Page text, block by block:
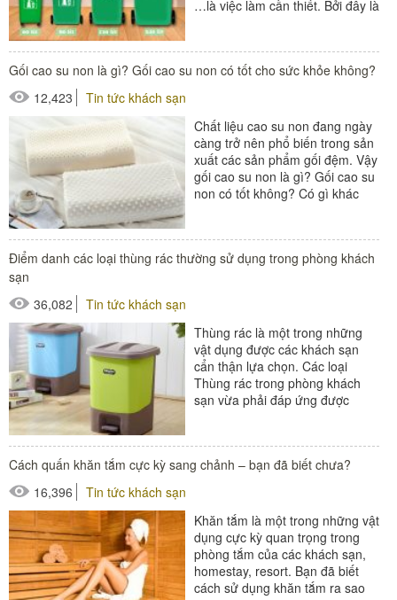
…là việc làm cần thiết. Bởi đây là
#thùng rác
Gối cao su non là gì? Gối cao su non có tốt cho sức khỏe không?
12,423
Tin tức khách sạn
Chất liệu cao su non đang ngày
càng trở nên phổ biến trong sản
xuất các sản phẩm gối đệm. Vậy
gối cao su non là gì? Gối cao su
non có tốt không? Có gì khác
Điểm danh các loại thùng rác thường sử dụng trong phòng khách
sạn
36,082
Tin tức khách sạn
Thùng rác là một trong những
vật dụng được các khách sạn
cẩn thận lựa chọn. Các loại
Thùng rác trong phòng khách
sạn vừa phải đáp ứng được
#thiết bị buồng phòng
#thùng rác inox
#thùng rác khách sạn
#thùng rác trong phòng
Cách quấn khăn tắm cực kỳ sang chảnh – bạn đã biết chưa?
16,396
Tin tức khách sạn
Khăn tắm là một trong những vật
dụng cực kỳ quan trọng trong
phòng tắm của các khách sạn,
homestay, resort. Bạn đã biết
cách sử dụng khăn tắm ra sao